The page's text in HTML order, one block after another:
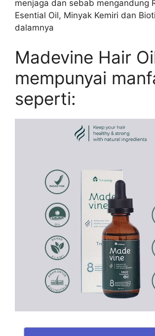
menjaga dan sebab mengandung
Esential Oil, Minyak Kemiri dan
dalamnya
Madevine Hair
mempunyai
seperti: